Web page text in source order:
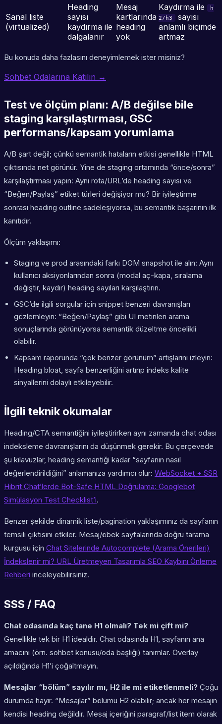
Sanal liste
(virtualized)
Heading
sayısı
kaydırma ile
dalgalanır
Mesaj
kartlarında
heading
yok
Kaydırma ile
h
2/h3
sayısı
anlamlı biçimde
artmaz
Bu konuda daha fazlasını deneyimlemek ister misiniz?
Sohbet Odalarına Katılın →
Test ve ölçüm planı: A/B değilse bile
staging karşılaştırması, GSC
performans/kapsam yorumlama
A/B şart değil; çünkü semantik hataların etkisi genellikle HTML
çıktısında net görünür. Yine de staging ortamında “önce/sonra”
karşılaştırması yapın: Aynı rota/URL’de heading sayısı ve
“Beğen/Paylaş” etiket türleri değişiyor mu? Bir iyileştirme
sonrası heading outline sadeleşiyorsa, bu semantik başarının ilk
kanıtıdır.
Ölçüm yaklaşımı:
Staging ve prod arasındaki farkı DOM snapshot ile alın: Aynı
kullanıcı aksiyonlarından sonra (modal aç-kapa, sıralama
değiştir, kaydır) heading sayıları karşılaştırın.
GSC’de ilgili sorgular için snippet benzeri davranışları
gözlemleyin: “Beğen/Paylaş” gibi UI metinleri arama
sonuçlarında görünüyorsa semantik düzeltme öncelikli
olabilir.
Kapsam raporunda “çok benzer görünüm” artışlarını izleyin:
Heading bloat, sayfa benzerliğini artırıp indeks kalite
sinyallerini dolaylı etkileyebilir.
İlgili teknik okumalar
Heading/CTA semantiğini iyileştirirken aynı zamanda chat odası
indeksleme davranışlarını da düşünmek gerekir. Bu çerçevede
şu kılavuzlar, heading semantiği kadar “sayfanın nasıl
değerlendirildiğini” anlamanıza yardımcı olur: WebSocket + SSR
Hibrit Chat’lerde Bot-Safe HTML Doğrulama: Googlebot
Simülasyon Test Checklist’i.
Benzer şekilde dinamik liste/pagination yaklaşımınız da sayfanın
temsili çıktısını etkiler. Mesaj/öbek sayfalarında doğru tarama
kurgusu için Chat Sitelerinde Autocomplete (Arama Önerileri)
İndekslenir mi? URL Üretmeyen Tasarımla SEO Kaybını Önleme
Rehberi inceleyebilirsiniz.
SSS / FAQ
Chat odasında kaç tane H1 olmalı? Tek mi çift mi?
Genellikle tek bir H1 idealdir. Chat odasında H1, sayfanın ana
amacını (örn. sohbet konusu/oda başlığı) tanımlar. Overlay
açıldığında H1’i çoğaltmayın.
Mesajlar “bölüm” sayılır mı, H2 ile mi etiketlenmeli? Çoğu
durumda hayır. “Mesajlar” bölümü H2 olabilir; ancak her mesajın
kendisi heading değildir. Mesaj içeriğini paragraf/list item olarak